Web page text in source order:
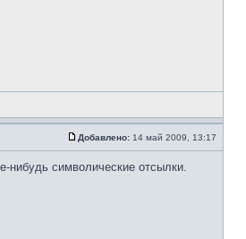
Добавлено: 14 май 2009, 13:17
нибудь символические отсылки.